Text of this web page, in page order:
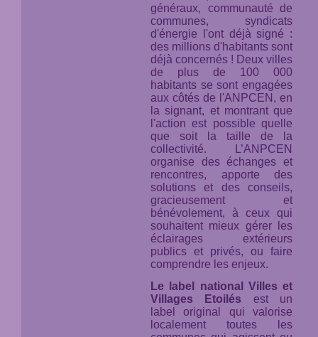
généraux, communauté de
communes, syndicats
d'énergie l'ont déjà signé :
des millions d'habitants sont
déjà concernés ! Deux villes
de plus de 100 000
habitants se sont engagées
aux côtés de l'ANPCEN, en
la signant, et montrant que
l'action est possible quelle
que soit la taille de la
collectivité. L’ANPCEN
organise des échanges et
rencontres, apporte des
solutions et des conseils,
gracieusement et
bénévolement, à ceux qui
souhaitent mieux gérer les
éclairages extérieurs
publics et privés, ou faire
comprendre les enjeux.
Le label national Villes et
Villages Etoilés est un
label original qui valorise
localement toutes les